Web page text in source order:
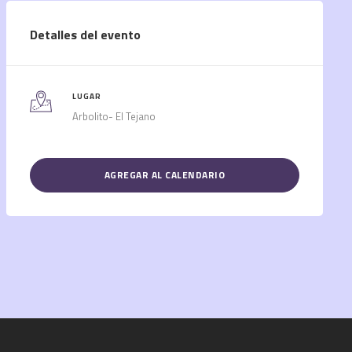
Detalles del evento
LUGAR
Arbolito- El Tejano
AGREGAR AL CALENDARIO